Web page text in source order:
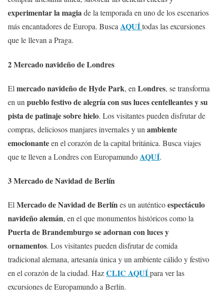
experimentar la magiade la temporada en uno de los escenarios
más encantadores de Europa. BuscaAQUÍtodas las excursiones
que le llevan a Praga.
2 Mercado navideño de Londres
El mercado navideño de Hyde Park, en Londres, se transforma
en un pueblo festivo de alegría con sus luces centelleantes y su
pista de patinaje sobre hielo. Los visitantes pueden disfrutar de
compras, deliciosos manjares invernales y un ambiente
emocionanteen el corazón de la capital británica. Busca viajes
que te lleven a Londres con EuropamundoAQUÍ.
3 Mercado de Navidad de Berlín
ElMercado de Navidad de Berlínes un auténticoespectáculo
navideño alemán, en el que monumentos históricos como la
Puerta de Brandemburgo se adornan con luces y
ornamentos. Los visitantes pueden disfrutar de comida
tradicional alemana, artesanía única y un ambiente cálido y festivo
en el corazón de la ciudad. HazCLIC AQUÍpara ver las
excursiones de Europamundo a Berlín.